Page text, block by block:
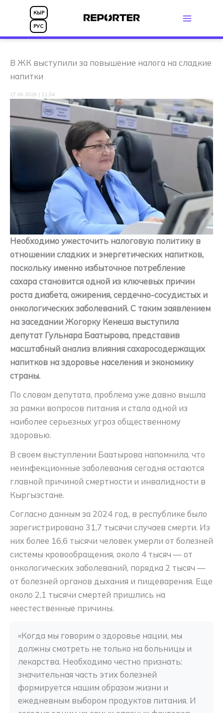
Перейти
содержимому
КЫР
РУС
В ЖК выступили за повышение налога на сладкие
напитки
17.06.2026 | 11:34
Необходимо ужесточить налоговую политику в
отношении сладких и энергетических напитков,
поскольку именно избыточное потребление
сахара становится одной из ключевых причин
роста диабета, ожирения, сердечно-сосудистых и
онкологических заболеваний. С таким заявлением
на заседании Жогорку Кенеша выступила
депутат Гульнара Баатырова, представив
масштабный анализ влияния сахаросодержащих
напитков на здоровье населения и экономику
страны.
По словам депутата, проблема уже давно вышла
за рамки вопросов питания и стала одной из
наиболее серьезных угроз общественному
здоровью.
В своем выступлении Баатырова напомнила, что
неинфекционные заболевания сегодня остаются
главной причиной смертности и инвалидности в
Кыргызстане.
Согласно данным за 2024 год, в республике было
зарегистрировано 31,7 тысячи случаев смерти. Из
них более 16,6 тысячи человек умерли от болезней
системы кровообращения, около 4 тысяч — от
онкологических заболеваний, порядка 2 тысяч —
от болезней органов дыхания и пищеварения. Еще
около 2,1 тысячи смертей пришлись на
неестественные причины.
«Когда мы говорим о здоровье нации, мы
должны смотреть не только на больницы и
лекарства. Необходимо честно признать:
значительная часть этих болезней
формируется нашим образом жизни и
ежедневным выбором продуктов питания. И